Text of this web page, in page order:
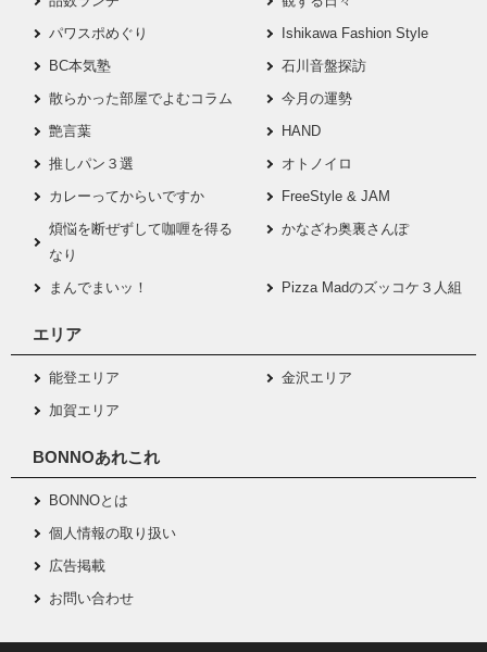
パワスポめぐり
Ishikawa Fashion Style
BC本気塾
石川音盤探訪
散らかった部屋でよむコラム
今月の運勢
艶言葉
HAND
推しパン３選
オトノイロ
カレーってからいですか
FreeStyle & JAM
煩悩を断ぜずして咖喱を得る
なり
かなざわ奥裏さんぽ
まんでまいッ！ Pizza Madのズッコケ３人組
エリア
能登エリア
金沢エリア
加賀エリア
BONNOあれこれ
BONNOとは
個人情報の取り扱い
広告掲載
お問い合わせ